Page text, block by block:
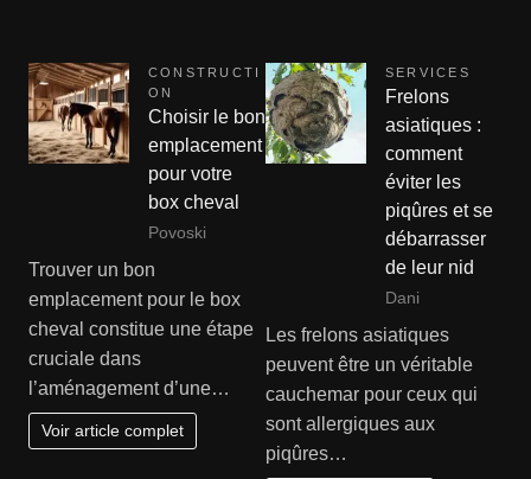
CONSTRUCTI
ON
Choisir le bon
emplacement
pour votre
box cheval
Povoski
Trouver un bon
emplacement pour le box
cheval constitue une étape
cruciale dans
l’aménagement d’une…
Voir article complet
SERVICES
Frelons
asiatiques :
comment
éviter les
piqûres et se
débarrasser
de leur nid
Dani
Les frelons asiatiques
peuvent être un véritable
cauchemar pour ceux qui
sont allergiques aux
piqûres…